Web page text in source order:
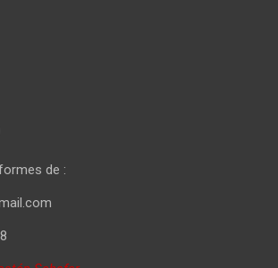
de :